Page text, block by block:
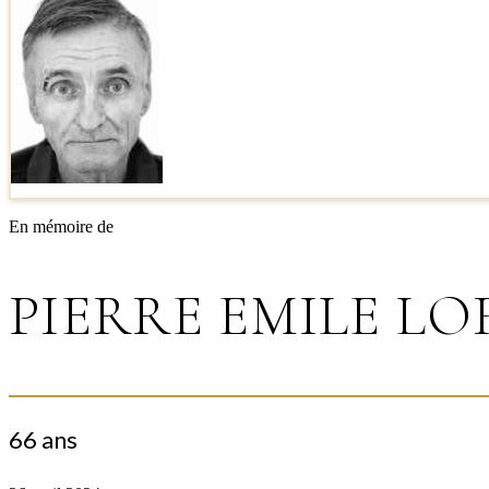
En mémoire de
PIERRE EMILE
66 ans